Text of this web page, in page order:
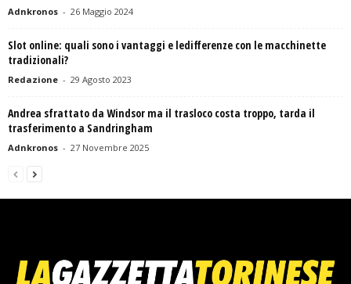
Adnkronos - 26 Maggio 2024
Slot online: quali sono i vantaggi e ledifferenze con le macchinette
tradizionali?
Redazione - 29 Agosto 2023
Andrea sfrattato da Windsor ma il trasloco costa troppo, tarda il
trasferimento a Sandringham
Adnkronos - 27 Novembre 2025